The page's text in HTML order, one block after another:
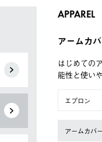
APPAREL
アームカ
はじめての
能性と使い
エプロン
アームカバ